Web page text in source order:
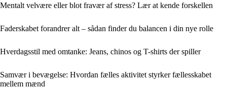
Mentalt velvære eller blot fravær af stress? Lær at kende forskellen
Faderskabet forandrer alt – sådan finder du balancen i din nye rolle
Hverdagsstil med omtanke: Jeans, chinos og T-shirts der spiller
Samvær i bevægelse: Hvordan fælles aktivitet styrker fællesskabet
mellem mænd